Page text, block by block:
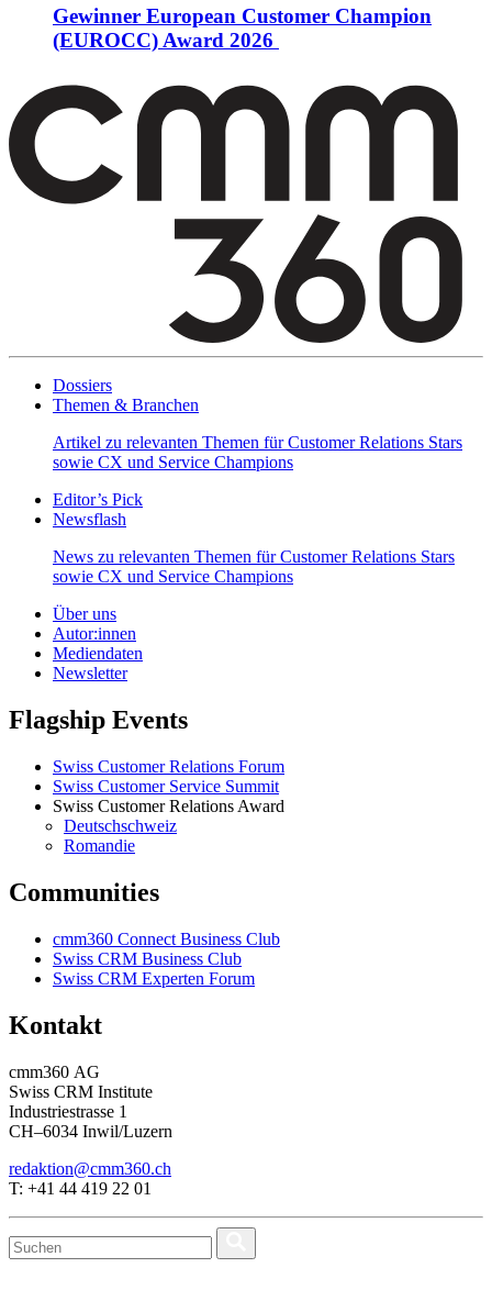
Gewinner European Customer Champion
(EUROCC) Award 2026
Dossiers
Themen & Branchen
Artikel zu relevanten Themen für Customer Relations Stars
sowie CX und Service Champions
Editor’s Pick
Newsflash
News zu relevanten Themen für Customer Relations Stars
sowie CX und Service Champions
Über uns
Autor:innen
Mediendaten
Newsletter
Flagship Events
Swiss Customer Relations Forum
Swiss Customer Service Summit
Swiss Customer Relations Award
Deutschschweiz
Romandie
Communities
cmm360 Connect Business Club
Swiss CRM Business Club
Swiss CRM Experten Forum
Kontakt
cmm360 AG
Swiss CRM Institute
Industriestrasse 1
CH–6034 Inwil/Luzern
redaktion@cmm360.ch
T: +41 44 419 22 01